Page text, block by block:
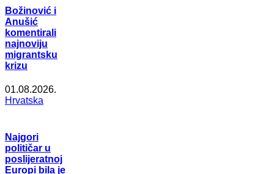
Božinović i
Anušić
komentirali
najnoviju
migrantsku
krizu
01.08.2026.
Hrvatska
Najgori
političar u
poslijeratnoj
Europi bila je